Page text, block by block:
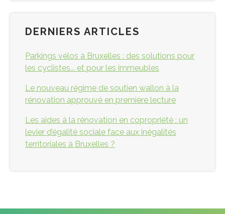
DERNIERS ARTICLES
Parkings vélos à Bruxelles : des solutions pour
les cyclistes... et pour les immeubles
Le nouveau régime de soutien wallon à la
rénovation approuvé en première lecture
Les aides à la rénovation en copropriété : un
levier d’égalité sociale face aux inégalités
territoriales à Bruxelles ?